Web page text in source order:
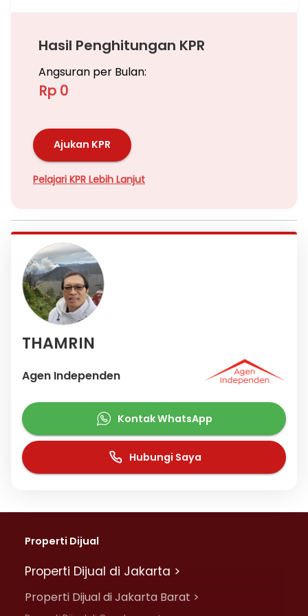
Hasil Penghitungan KPR
Angsuran per Bulan:
Rp 0
Ajukan KPR
Pelajari KPR Lebih Lanjut
THAMRIN
Agen Independen
Kontak WhatsApp
Hubungi Saya
Properti Dijual
Properti Dijual di Jakarta >
Properti Dijual di Jakarta Barat >